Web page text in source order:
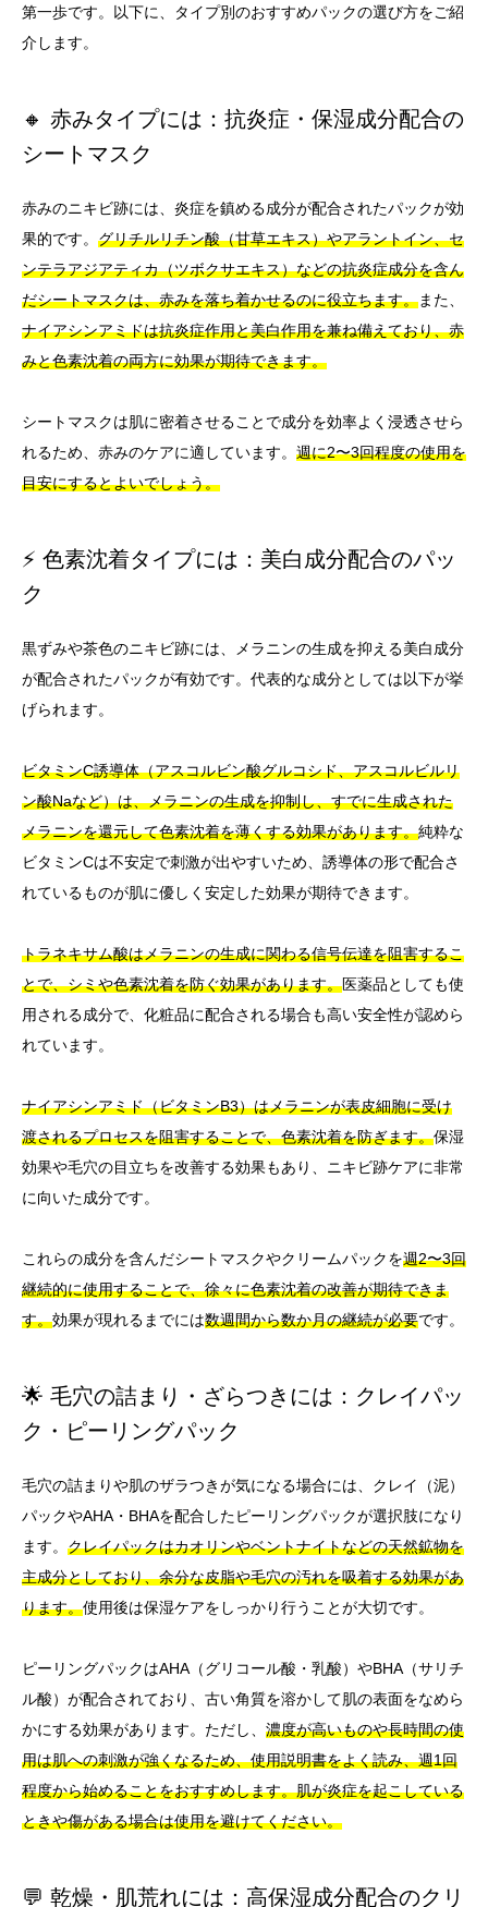
第一歩です。以下に、タイプ別のおすすめパックの選び方をご紹
介します。
🔸 赤みタイプには：抗炎症・保湿成分配合の
シートマスク
赤みのニキビ跡には、炎症を鎮める成分が配合されたパックが効
果的です。 グリチルリチン酸（甘草エキス）やアラントイン、セ
ンテラアジアティカ（ツボクサエキス）などの抗炎症成分を含ん
だシートマスクは、赤みを落ち着かせるのに役立ちます。また、
ナイアシンアミドは抗炎症作用と美白作用を兼ね備えており、赤
みと色素沈着の両方に効果が期待できます。
シートマスクは肌に密着させることで成分を効率よく浸透させら
れるため、赤みのケアに適しています。 週に2〜3回程度の使用を
目安にするとよいでしょう。
⚡ 色素沈着タイプには：美白成分配合のパッ
ク
黒ずみや茶色のニキビ跡には、メラニンの生成を抑える美白成分
が配合されたパックが有効です。代表的な成分としては以下が挙
げられます。
ビタミンC誘導体（アスコルビン酸グルコシド、アスコルビルリ
ン酸Naなど）は、メラニンの生成を抑制し、すでに生成された
メラニンを還元して色素沈着を薄くする効果があります。純粋な
ビタミンCは不安定で刺激が出やすいため、誘導体の形で配合さ
れているものが肌に優しく安定した効果が期待できます。
トラネキサム酸はメラニンの生成に関わる信号伝達を阻害するこ
とで、シミや色素沈着を防ぐ効果があります。医薬品としても使
用される成分で、化粧品に配合される場合も高い安全性が認めら
れています。
ナイアシンアミド（ビタミンB3）はメラニンが表皮細胞に受け
渡されるプロセスを阻害することで、色素沈着を防ぎます。保湿
効果や毛穴の目立ちを改善する効果もあり、ニキビ跡ケアに非常
に向いた成分です。
これらの成分を含んだシートマスクやクリームパックを週2〜3回
継続的に使用することで、徐々に色素沈着の改善が期待できま
す。効果が現れるまでには数週間から数か月の継続が必要です。
🌟 毛穴の詰まり・ざらつきには：クレイパッ
ク・ピーリングパック
毛穴の詰まりや肌のザラつきが気になる場合には、クレイ（泥）
パックやAHA・BHAを配合したピーリングパックが選択肢になり
ます。 クレイパックはカオリンやベントナイトなどの天然鉱物を
主成分としており、余分な皮脂や毛穴の汚れを吸着する効果があ
ります。使用後は保湿ケアをしっかり行うことが大切です。
ピーリングパックはAHA（グリコール酸・乳酸）やBHA（サリチ
ル酸）が配合されており、古い角質を溶かして肌の表面をなめら
かにする効果があります。ただし、 濃度が高いものや長時間の使
用は肌への刺激が強くなるため、使用説明書をよく読み、週1回
程度から始めることをおすすめします。肌が炎症を起こしている
ときや傷がある場合は使用を避けてください。
💬 乾燥・肌荒れには：高保湿成分配合のクリ